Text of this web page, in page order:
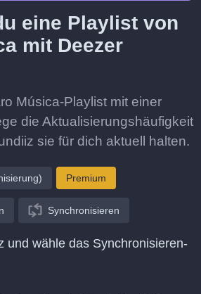
eine Playlist von
mit Deezer
Música-Playlist mit einer
die Aktualisierungshäufigkeit
sie für dich aktuell halten.
Premium
Synchronisieren
und wähle das Synchronisieren-